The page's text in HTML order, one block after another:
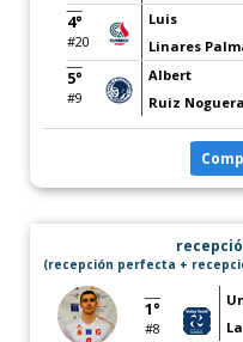
4°
#20
Luis
Linares
5°
#9
Albert
Ruiz Noguera
(recepción perfecta +
1°
#8